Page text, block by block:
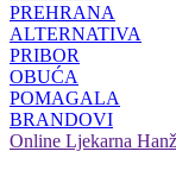
PREHRANA
ALTERNATIVA
PRIBOR
OBUĆA
POMAGALA
BRANDOVI
Online Ljekarna